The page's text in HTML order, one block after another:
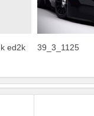
ed2k 39_3_1125